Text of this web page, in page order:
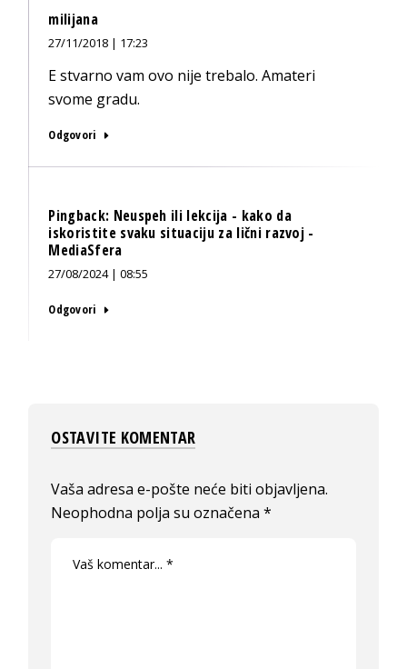
milijana
27/11/2018 | 17:23
E stvarno vam ovo nije trebalo. Amateri
svome gradu.
Odgovori
Pingback: Neuspeh ili lekcija - kako da
iskoristite svaku situaciju za lični razvoj -
MediaSfera
27/08/2024 | 08:55
Odgovori
OSTAVITE KOMENTAR
Vaša adresa e-pošte neće biti objavljena.
Neophodna polja su označena*